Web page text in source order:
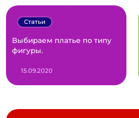
Выбираем платье по типу
фигуры.
Статьи
15.09.2020